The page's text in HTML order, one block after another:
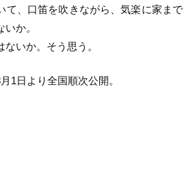
て、口笛を吹きながら、気楽に家まで
か。
いか。そう思う。
1日より全国順次公開。